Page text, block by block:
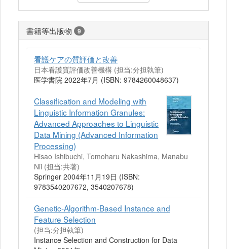
書籍等出版物 9
看護ケアの質評価と改善
日本看護質評価改善機構 (担当:分担執筆)
医学書院 2022年7月 (ISBN: 9784260048637)
Classification and Modeling with
Linguistic Information Granules:
Advanced Approaches to Linguistic
Data Mining (Advanced Information
Processing)
Hisao Ishibuchi, Tomoharu Nakashima, Manabu
Nii (担当:共著)
Springer 2004年11月19日 (ISBN:
9783540207672, 3540207678)
Genetic-Algorithm-Based Instance and
Feature Selection
(担当:分担執筆)
Instance Selection and Construction for Data